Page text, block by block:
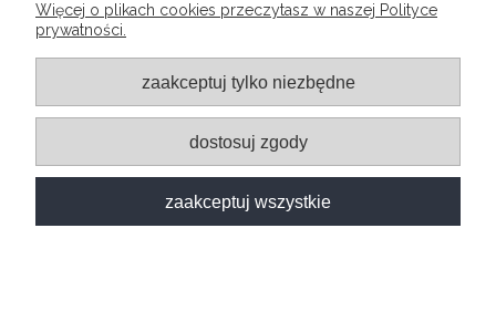
48h
Więcej o plikach cookies przeczytasz w naszej Polityce
prywatności.
zaakceptuj tylko niezbędne
dostosuj zgody
zaakceptuj wszystkie